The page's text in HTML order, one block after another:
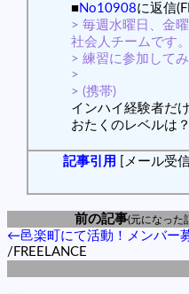
■No10908に返信
> 毎週水曜日、金
社会人チームです。
> 練習に参加して
>
> (携帯)
インハイ経験者だ
おたくのレベルは
記事引用 [メール受
前の記事(元になった
←邑楽町にて活動！メンバー
/FREELANCE